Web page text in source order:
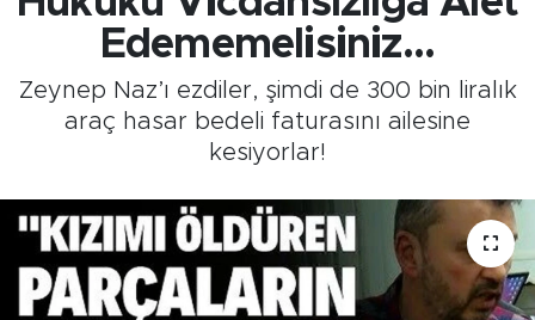
Edememelisiniz...
Zeynep Naz’ı ezdiler, şimdi de 300 bin liralık
araç hasar bedeli faturasını ailesine
kesiyorlar!